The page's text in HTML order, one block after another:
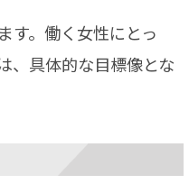
す。働く女性にとっ
、具体的な目標像とな